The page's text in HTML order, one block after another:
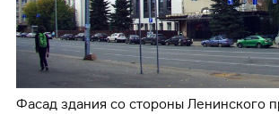
Фасад здания со стороны Ленинского